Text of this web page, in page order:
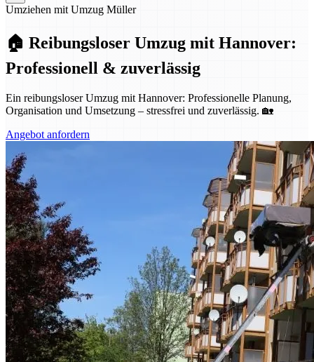
Umziehen mit Umzug Müller
🏠 Reibungsloser Umzug mit Hannover:
Professionell & zuverlässig
Ein reibungsloser Umzug mit Hannover: Professionelle Planung,
Organisation und Umsetzung – stressfrei und zuverlässig. 🏡
Angebot anfordern